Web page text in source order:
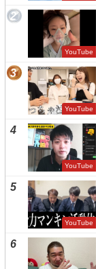
2
YouTube
3
YouTube
4
YouTube
5
YouTube
6